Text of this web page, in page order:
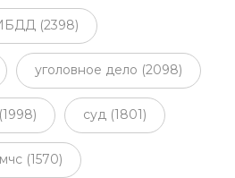
(2398)
уголовное дело (2098)
суд (1801)
мчс (1570)